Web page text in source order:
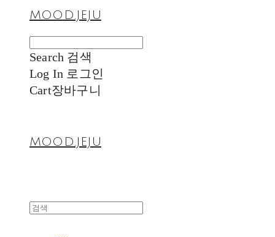
MOOD.JEJU
Search 검색
Log In 로그인
Cart장바구니
MOOD.JEJU